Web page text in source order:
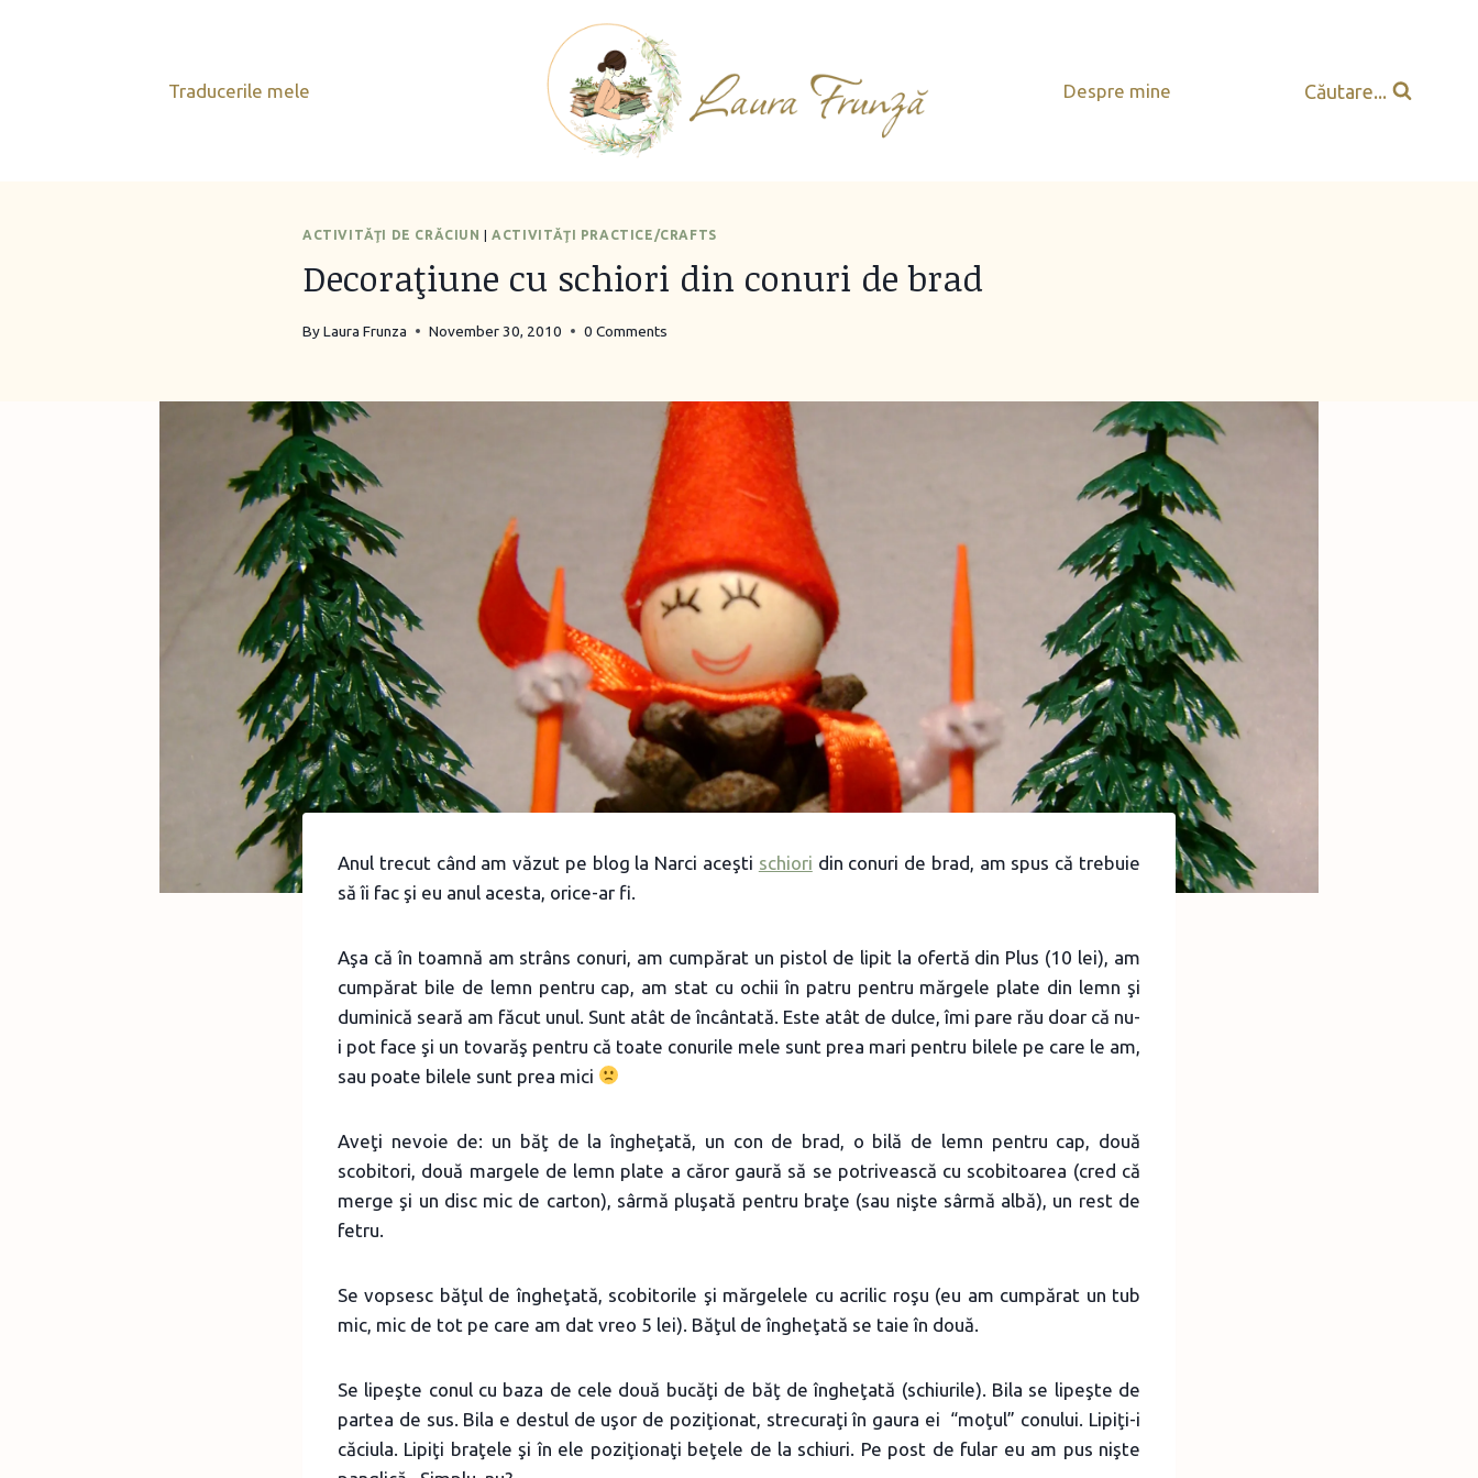
Traducerile mele
Despre mine Căutare...
ACTIVITĂŢI DE CRĂCIUN |ACTIVITĂŢI PRACTICE/CRAFTS
Decoraţiune cu schiori din conuri de brad
ByLaura Frunza November 30, 2010 0 Comments
Anul trecut când am văzut pe blog la Narci aceşti schiori din conuri de brad, am spus că trebuie
să îi fac şi eu anul acesta, orice-ar fi.
Aşa că în toamnă am strâns conuri, am cumpărat un pistol de lipit la ofertă din Plus (10 lei), am
cumpărat bile de lemn pentru cap, am stat cu ochii în patru pentru mărgele plate din lemn şi
duminică seară am făcut unul. Sunt atât de încântată. Este atât de dulce, îmi pare rău doar că nu-
i pot face şi un tovarăş pentru că toate conurile mele sunt prea mari pentru bilele pe care le am,
sau poate bilele sunt prea mici
Aveţi nevoie de: un băţ de la îngheţată, un con de brad, o bilă de lemn pentru cap, două
scobitori, două margele de lemn plate a căror gaură să se potrivească cu scobitoarea (cred că
merge şi un disc mic de carton), sârmă pluşată pentru braţe (sau nişte sârmă albă), un rest de
fetru.
Se vopsesc băţul de îngheţată, scobitorile şi mărgelele cu acrilic roşu (eu am cumpărat un tub
mic, mic de tot pe care am dat vreo 5 lei). Băţul de îngheţată se taie în două.
Se lipeşte conul cu baza de cele două bucăţi de băţ de îngheţată (schiurile). Bila se lipeşte de
partea de sus. Bila e destul de uşor de poziţionat, strecuraţi în gaura ei “moţul” conului. Lipiţi-i
căciula. Lipiţi braţele şi în ele poziţionaţi beţele de la schiuri. Pe post de fular eu am pus nişte